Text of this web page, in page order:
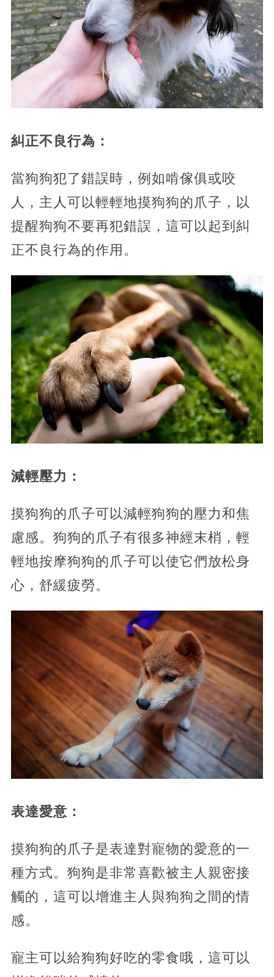
糾正不良行為：
當狗狗犯了錯誤時，例如啃傢俱或咬
人，主人可以輕輕地摸狗狗的爪子，以
提醒狗狗不要再犯錯誤，這可以起到糾
正不良行為的作用。
減輕壓力：
摸狗狗的爪子可以減輕狗狗的壓力和焦
慮感。狗狗的爪子有很多神經末梢，輕
輕地按摩狗狗的爪子可以使它們放松身
心，舒緩疲勞。
表達愛意：
摸狗狗的爪子是表達對寵物的愛意的一
種方式。狗狗是非常喜歡被主人親密接
觸的，這可以增進主人與狗狗之間的情
感。
寵主可以給狗狗好吃的零食哦，這可以